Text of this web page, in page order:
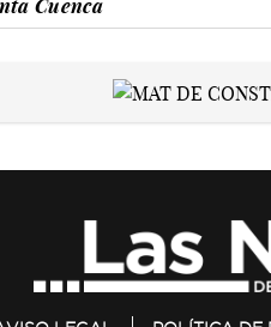
Cuenca